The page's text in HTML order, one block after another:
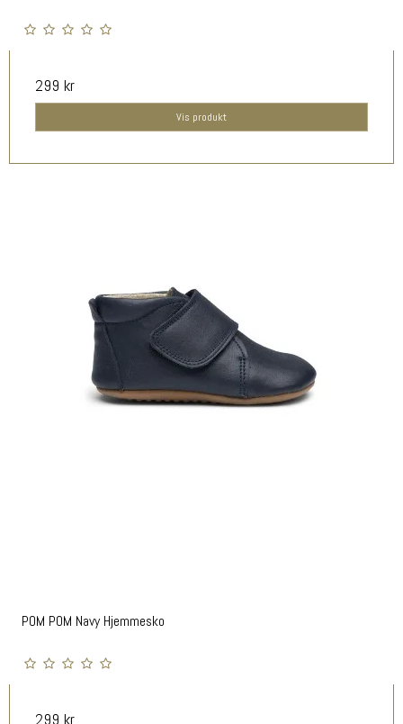
299 kr
Vis produkt
POM POM Navy Hjemmesko
299 kr